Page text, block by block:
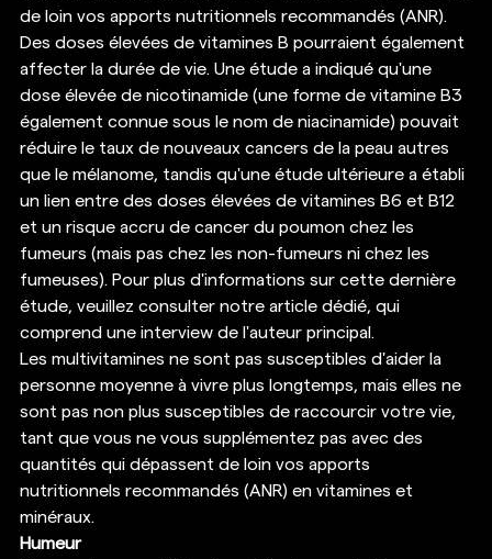
de loin vos apports nutritionnels recommandés (ANR).
Des doses élevées de vitamines B pourraient également
affecter la durée de vie. Une étude a indiqué qu'une
dose élevée de nicotinamide (une forme de vitamine B3
également connue sous le nom de niacinamide) pouvait
réduire le taux de nouveaux cancers de la peau autres
que le mélanome, tandis qu'une étude ultérieure a établi
un lien entre des doses élevées de vitamines B6 et B12
et un risque accru de cancer du poumon chez les
fumeurs (mais pas chez les non-fumeurs ni chez les
fumeuses). Pour plus d'informations sur cette dernière
étude, veuillez consulter notre article dédié, qui
comprend une interview de l'auteur principal.
Les multivitamines ne sont pas susceptibles d'aider la
personne moyenne à vivre plus longtemps, mais elles ne
sont pas non plus susceptibles de raccourcir votre vie,
tant que vous ne vous supplémentez pas avec des
quantités qui dépassent de loin vos apports
nutritionnels recommandés (ANR) en vitamines et
minéraux.
Humeur